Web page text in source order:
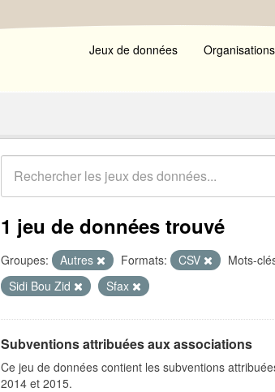
Jeux de données Organisations
1 jeu de données trouvé
Groupes: Autres Formats: CSV Mots-
Sidi Bou Zid
Sfax
Subventions attribuées aux associations
Ce jeu de données contient les subventions
2014 et 2015.